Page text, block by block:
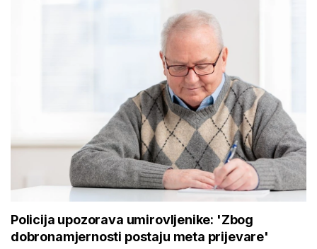
Policija upozorava umirovljenike: 'Zbog
dobronamjernosti postaju meta prijevare'